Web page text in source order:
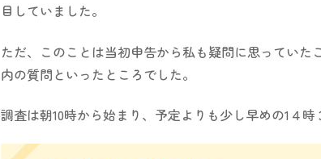
目していました。
ただ、このことは当初申告から私も疑問に思ってい
内の質問といったところでした。
調査は朝10時から始まり、予定よりも少し早めの1４時